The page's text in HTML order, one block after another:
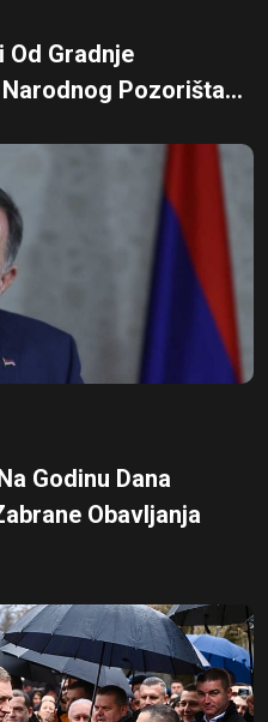
Od Gradnje
Pozorišta...
Godinu Dana
Obavljanja